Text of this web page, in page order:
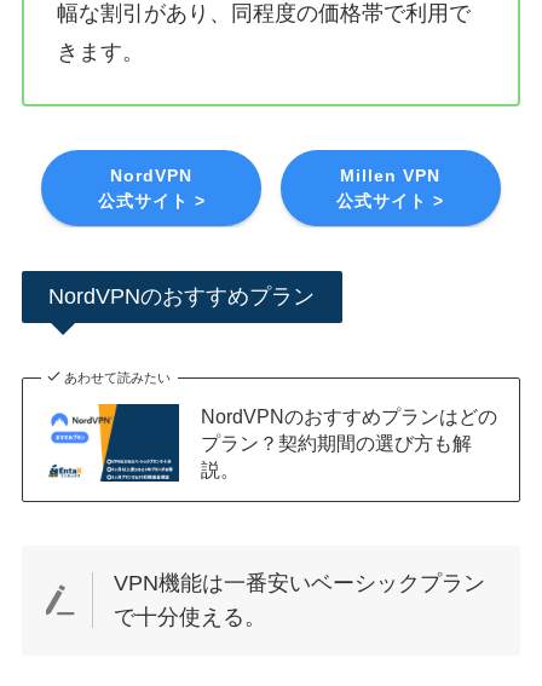
幅な割引があり、同程度の価格帯で利用で
きます。
NordVPN
公式サイト >
Millen VPN
公式サイト >
NordVPNのおすすめプラン
あわせて読みたい
NordVPNのおすすめプランはどの
プラン？契約期間の選び方も解
説。
VPN機能は一番安いベーシックプラン
で十分使える。